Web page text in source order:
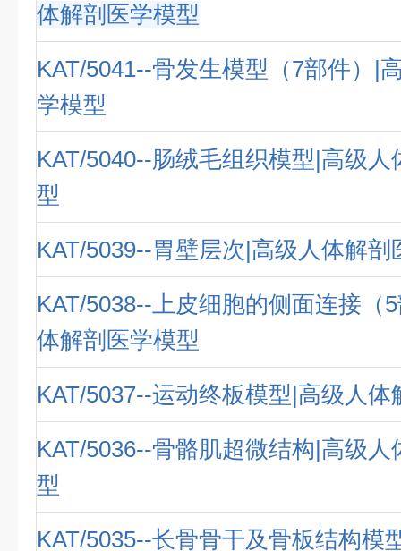
体解剖医学模型
KAT/5041--骨发生模型（7部件）|
学模型
KAT/5040--肠绒毛组织模型|高级人
型
KAT/5039--胃壁层次|高级人体解剖
KAT/5038--上皮细胞的侧面连接（
体解剖医学模型
KAT/5037--运动终板模型|高级人体
KAT/5036--骨骼肌超微结构|高级人
型
KAT/5035--长骨骨干及骨板结构模